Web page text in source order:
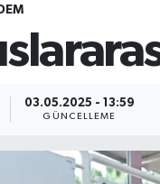
03.05.2025 - 13:59
GÜNCELLEME